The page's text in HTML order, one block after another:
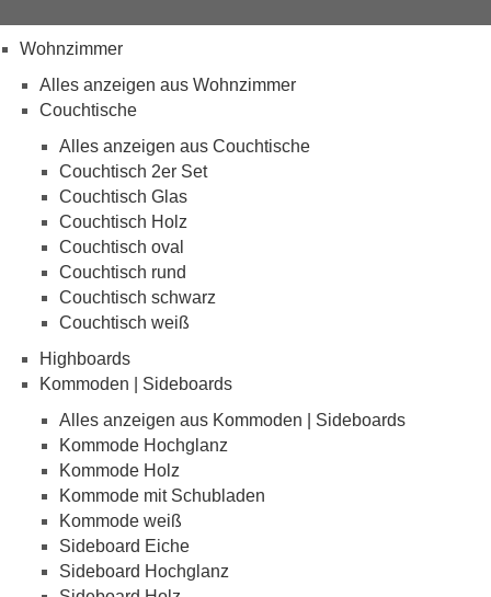
Wohnzimmer
Alles anzeigen aus Wohnzimmer
Couchtische
Alles anzeigen aus Couchtische
Couchtisch 2er Set
Couchtisch Glas
Couchtisch Holz
Couchtisch oval
Couchtisch rund
Couchtisch schwarz
Couchtisch weiß
Highboards
Kommoden | Sideboards
Alles anzeigen aus Kommoden | Sideboards
Kommode Hochglanz
Kommode Holz
Kommode mit Schubladen
Kommode weiß
Sideboard Eiche
Sideboard Hochglanz